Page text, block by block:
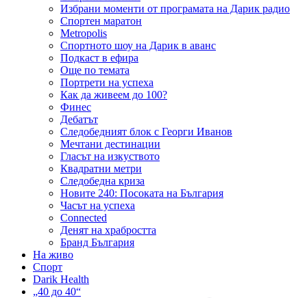
Избрани моменти от програмата на Дарик радио
Спортен маратон
Metropolis
Спортното шоу на Дарик в аванс
Подкаст в ефира
Още по темата
Портрети на успеха
Как да живеем до 100?
Финес
Дебатът
Следобедният блок с Георги Иванов
Мечтани дестинации
Гласът на изкуството
Квадратни метри
Следобедна криза
Новите 240: Посоката на България
Часът на успеха
Connected
Денят на храбростта
Бранд България
На живо
Спорт
Darik Health
„40 до 40“